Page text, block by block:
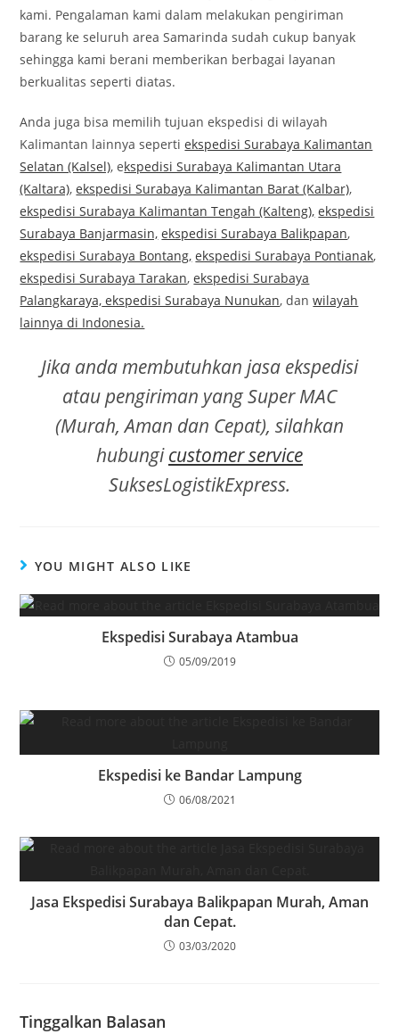
kami. Pengalaman kami dalam melakukan pengiriman
barang ke seluruh area Samarinda sudah cukup banyak
sehingga kami berani memberikan berbagai layanan
berkualitas seperti diatas.
Anda juga bisa memilih tujuan ekspedisi di wilayah
Kalimantan lainnya sepertiekspedisi Surabaya Kalimantan
Selatan (Kalsel), ekspedisi Surabaya Kalimantan Utara
(Kaltara),ekspedisi Surabaya Kalimantan Barat (Kalbar),
ekspedisi Surabaya Kalimantan Tengah (Kalteng), ekspedisi
Surabaya Banjarmasin, ekspedisi Surabaya Balikpapan,
ekspedisi Surabaya Bontang, ekspedisi Surabaya Pontianak,
ekspedisi Surabaya Tarakan,ekspedisi Surabaya
Palangkaraya, ekspedisi Surabaya Nunukan, danwilayah
lainnya di Indonesia.
Jika anda membutuhkan jasa ekspedisi
atau pengiriman yang Super MAC
(Murah, Aman dan Cepat), silahkan
hubungicustomer service
SuksesLogistikExpress.
YOU MIGHT ALSO LIKE
Ekspedisi Surabaya Atambua
05/09/2019
Ekspedisi ke Bandar Lampung
06/08/2021
Jasa Ekspedisi Surabaya Balikpapan Murah, Aman
dan Cepat.
03/03/2020
Tinggalkan Balasan